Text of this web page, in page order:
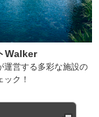
Walker
運営する多彩な施設の
ク！